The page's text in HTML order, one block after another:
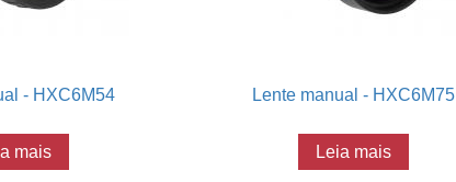
- HXC6M54
mais
Lente manual - HXC6M75
Leia mais